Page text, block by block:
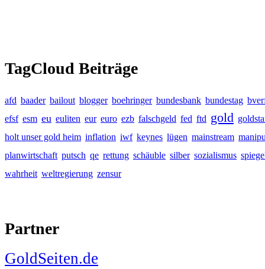
TagCloud Beiträge
afd baader bailout blogger boehringer bundesbank bundestag
efsf esm eu euliten eur euro ezb falschgeld fed ftd gold
holt unser gold heim inflation iwf keynes lügen mainstream
planwirtschaft putsch qe rettung schäuble silber sozialismus
wahrheit weltregierung zensur
Partner
GoldSeiten.de